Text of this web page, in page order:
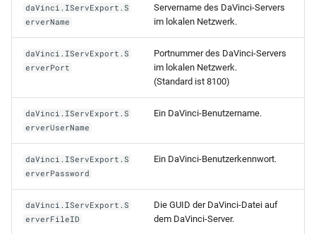
daVinci.IServExport.S
erverName
Servername des DaVinci-Servers
im lokalen Netzwerk.
daVinci.IServExport.S
erverPort
Portnummer des DaVinci-Servers
im lokalen Netzwerk.
(Standard ist 8100)
daVinci.IServExport.S
erverUserName
Ein DaVinci-Benutzername.
daVinci.IServExport.S
erverPassword
Ein DaVinci-Benutzerkennwort.
daVinci.IServExport.S
erverFileID
Die GUID der DaVinci-Datei auf
dem DaVinci-Server.